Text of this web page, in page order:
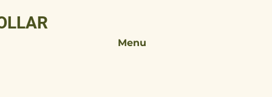
Menu